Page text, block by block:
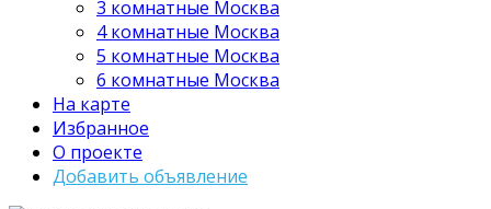
3 комнатные Москва
4 комнатные Москва
5 комнатные Москва
6 комнатные Москва
На карте
Избранное
О проекте
Добавить объявление